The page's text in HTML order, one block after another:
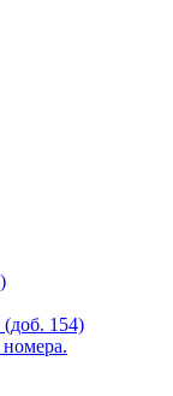
154)